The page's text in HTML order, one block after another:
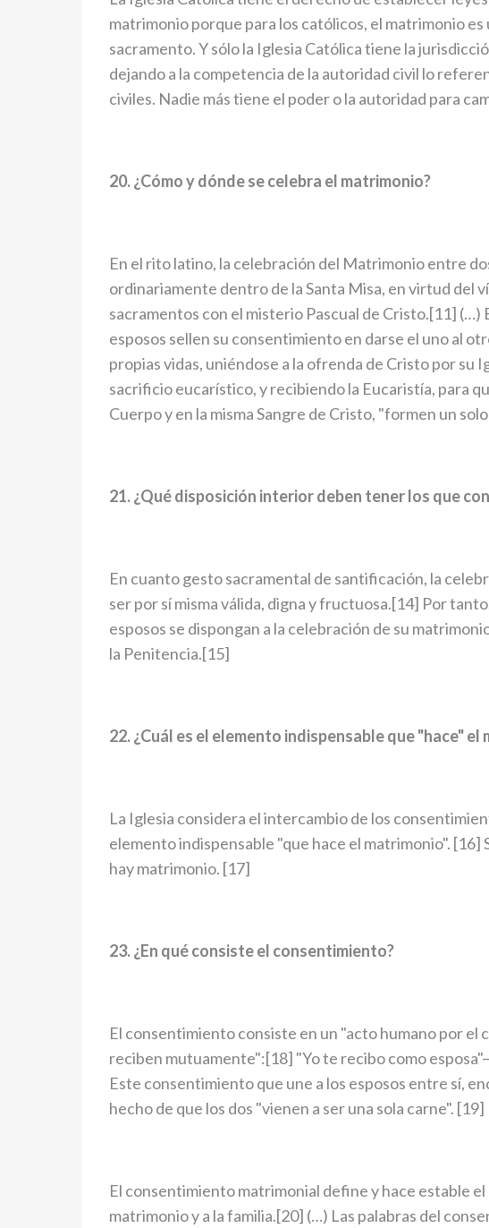
matrimonio porque para los católicos, el matrimonio
sacramento. Y sólo la Iglesia Católica tiene la
dejando a la competencia de la autoridad civil lo
civiles. Nadie más tiene el poder o la autoridad para
20. ¿Cómo y dónde se celebra el matrimonio?
En el rito latino, la celebración del Matrimonio entre
ordinariamente dentro de la Santa Misa, en virtud del
sacramentos con el misterio Pascual de Cristo.[11] (…)
esposos sellen su consentimiento en darse el uno al
propias vidas, uniéndose a la ofrenda de Cristo por su
sacrificio eucarístico, y recibiendo la Eucaristía, para
Cuerpo y en la misma Sangre de Cristo, "formen un
21. ¿Qué disposición interior deben tener los que
En cuanto gesto sacramental de santificación, la
ser por sí misma válida, digna y fructuosa.[14] Por
esposos se dispongan a la celebración de su
la Penitencia.[15]
22. ¿Cuál es el elemento indispensable que "hace" el
La Iglesia considera el intercambio de los
elemento indispensable "que hace el matrimonio".
hay matrimonio. [17]
23. ¿En qué consiste el consentimiento?
El consentimiento consiste en un "acto humano por el
reciben mutuamente":[18] "Yo te recibo como
Este consentimiento que une a los esposos entre sí,
hecho de que los dos "vienen a ser una sola carne". [19]
El consentimiento matrimonial define y hace estable el
matrimonio y a la familia.[20] (…) Las palabras del